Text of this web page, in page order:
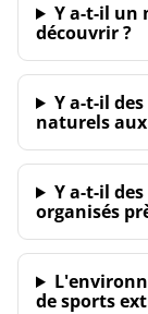
Y a-t-il un
découvrir ?
Y a-t-il
naturels
Y a-t-il
organisés
de sports